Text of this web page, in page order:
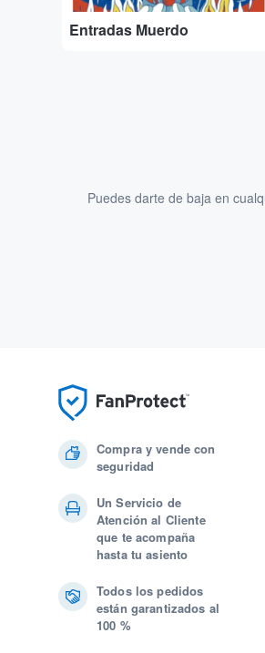
Entradas Muerdo
Puedes darte de baja en
Compra y vende con
seguridad
Un Servicio de
Atención al Cliente
que te acompaña
hasta tu asiento
Todos los pedidos
están garantizados al
100 %